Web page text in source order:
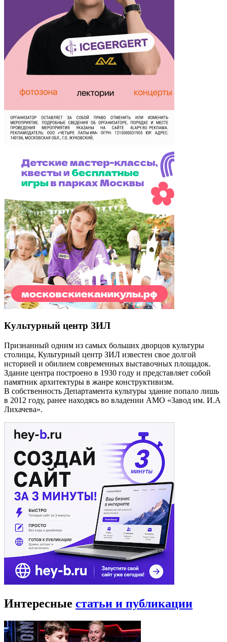
Культурный центр ЗИЛ
Признанный одним из самых больших дворцов культуры
столицы, Культурный центр ЗИЛ известен свое долгой
историей и обилием современных выставочных площадок.
Здание центра построено в 1930 году и представляет собой
памятник архитектуры в жанре конструктивизм.
В собственность Департамента культуры здание попало лишь
в 2012 году, ранее находясь во владении АМО «Завод им. И.А
Лихачева».
Интересные статьи и публикации